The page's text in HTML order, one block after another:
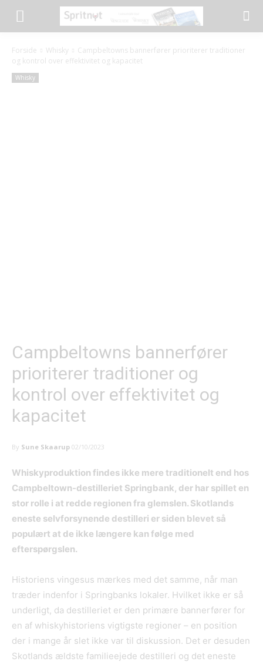
Forside Whisky
Campbeltowns bannerfører prioriterer traditioner
og kontrol over effektivitet og kapacitet
Whisky
Campbeltowns bannerfører
prioriterer traditioner og
kontrol over effektivitet og
kapacitet
By Sune Skaarup 02/10/2023
Whiskyproduktion findes ikke mere traditionelt end hos
Campbeltown-destilleriet Springbank, der har spillet en
stor rolle i at redde regionen fra glemslen. Skotlands
eneste selvforsynende destilleri er siden blevet så
populært at de ikke længere kan følge med
efterspørgslen.
Historiens vingesus mærkes med det samme, når man
træder indenfor i Springbanks lokaler. Hvilket ikke er så
underligt, da destilleriet er den primære bannerfører for
en af whiskyhistoriens vigtigste regioner – en position
der i mange år slet ikke var til diskussion. Det er desuden
Skotlands ældste familieejede destilleri og det eneste